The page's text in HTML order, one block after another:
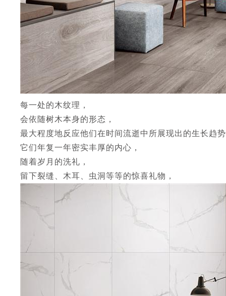
每一处的木纹理，
会依随树木本身的形态，
最大程度地反应他们在时间流逝中所展现出的生长趋
它们年复一年密实丰厚的内心，
随着岁月的洗礼，
留下裂缝、木耳、虫洞等等的惊喜礼物，